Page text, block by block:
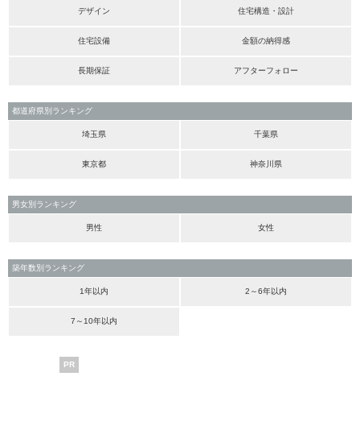
デザイン 住宅構造・設計
住宅設備 金額の納得感
長期保証 アフターフォロー
都道府県別ランキング
埼玉県 千葉県
東京都 神奈川県
男女別ランキング
男性 女性
築年数別ランキング
1年以内 2～6年以内
7～10年以内
PR